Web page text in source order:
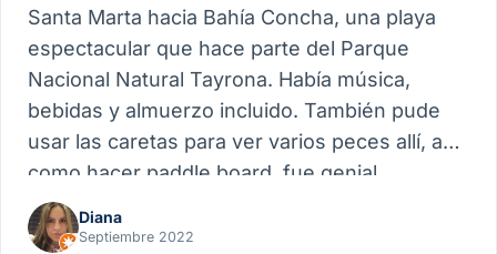
Santa Marta hacia Bahía Concha, una playa
espectacular que hace parte del Parque
Nacional Natural Tayrona. Había música,
bebidas y almuerzo incluido. También pude
usar las caretas para ver varios peces allí, así
como hacer paddle board, fue genial.
Recomiendo este proveedor y su experiencia
de Velero, funcional para amigos, parejas o
Diana
Septiembre 2022